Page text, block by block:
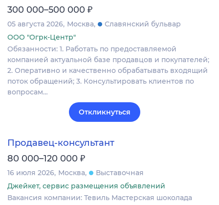
300 000–500 000 ₽
05 августа 2026 Москва
Славянский бульвар
ООО "Огрк-Центр"
Обязанности: 1. Работать по предоставляемой
компанией актуальной базе продавцов и покупателей;
2. Оперативно и качественно обрабатывать входящий
поток обращений; 3. Консультировать клиентов по
вопросам…
Откликнуться
Продавец-консультант
80 000–120 000 ₽
16 июля 2026 Москва
Выставочная
Джейкет, сервис размещения объявлений
Вакансия компании: Тевиль Мастерская шоколада